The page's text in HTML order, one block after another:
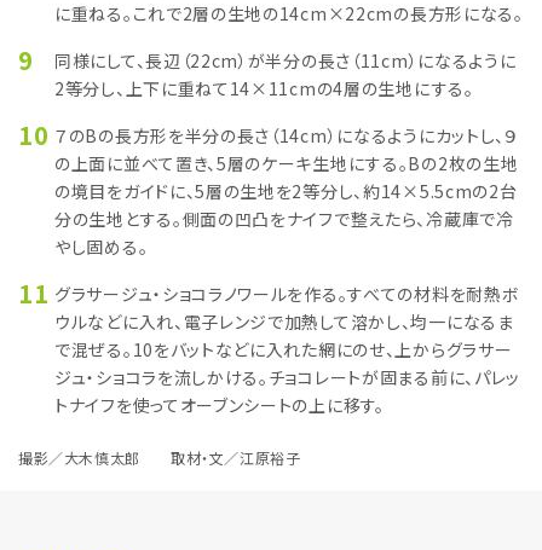
に重ねる。これで2層の生地の14cm×22cmの長方形になる。
9
同様にして、長辺（22cm）が半分の長さ（11cm）になるように
2等分し、上下に重ねて14×11cmの4層の生地にする。
10 ７のBの長方形を半分の長さ（14cm）になるようにカットし、９
の上面に並べて置き、5層のケーキ生地にする。Bの2枚の生地
の境目をガイドに、5層の生地を2等分し、約14×5.5cmの2台
分の生地とする。側面の凹凸をナイフで整えたら、冷蔵庫で冷
やし固める。
11 グラサージュ・ショコラノワールを作る。すべての材料を耐熱ボ
ウルなどに入れ、電子レンジで加熱して溶かし、均一になるま
で混ぜる。10をバットなどに入れた網にのせ、上からグラサー
ジュ・ショコラを流しかける。チョコレートが固まる前に、パレッ
トナイフを使ってオーブンシートの上に移す。
撮影／大木慎太郎 取材・文／江原裕子